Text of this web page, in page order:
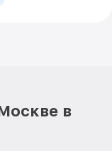
в